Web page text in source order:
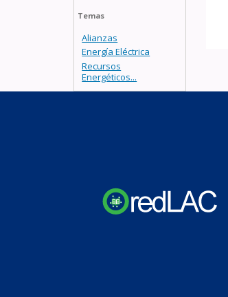
Temas
Alianzas
Energía Eléctrica
Recursos
Energéticos...